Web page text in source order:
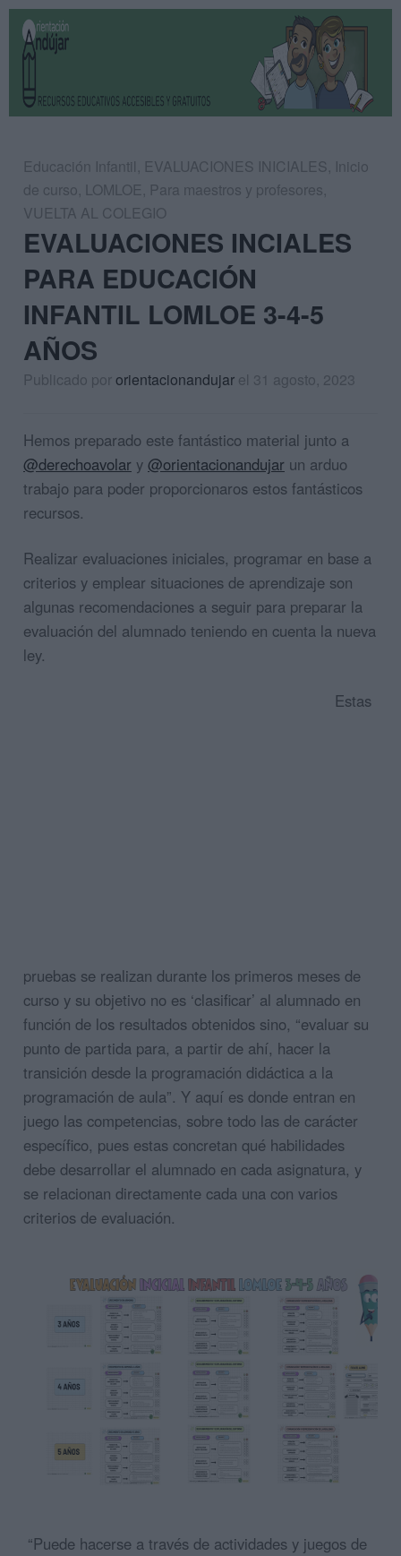
Educación Infantil, EVALUACIONES INICIALES, Inicio
de curso, LOMLOE, Para maestros y profesores,
VUELTA AL COLEGIO
EVALUACIONES INCIALES
PARA EDUCACIÓN
INFANTIL LOMLOE 3-4-5
AÑOS
Publicado pororientacionandujar el 31 agosto, 2023
Hemos preparado este fantástico material junto a
@derechoavolar y @orientacionandujar un arduo
trabajo para poder proporcionaros estos fantásticos
recursos.
Realizar evaluaciones iniciales, programar en base a
criterios y emplear situaciones de aprendizaje son
algunas recomendaciones a seguir para preparar la
evaluación del alumnado teniendo en cuenta la nueva
ley.
Estas
pruebas se realizan durante los primeros meses de
curso y su objetivo no es ‘clasificar’ al alumnado en
función de los resultados obtenidos sino, “evaluar su
punto de partida para, a partir de ahí, hacer la
transición desde la programación didáctica a la
programación de aula”. Y aquí es donde entran en
juego las competencias, sobre todo las de carácter
específico, pues estas concretan qué habilidades
debe desarrollar el alumnado en cada asignatura, y
se relacionan directamente cada una con varios
criterios de evaluación.
“Puede hacerse a través de actividades y juegos de